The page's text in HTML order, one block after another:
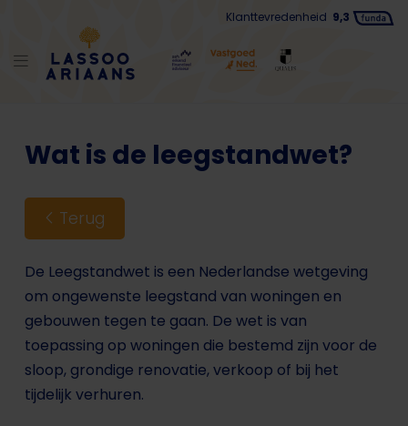
Klanttevredenheid 9,3
Wat is de leegstandwet?
Terug
De Leegstandwet is een Nederlandse wetgeving
om ongewenste leegstand van woningen en
gebouwen tegen te gaan. De wet is van
toepassing op woningen die bestemd zijn voor de
sloop, grondige renovatie, verkoop of bij het
tijdelijk verhuren.